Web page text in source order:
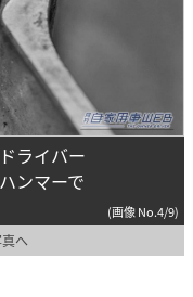
ライバー
ンマーで
(画像 No.4/9)
へ